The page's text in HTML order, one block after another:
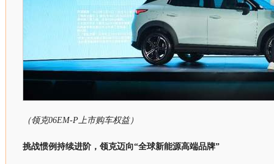
（领克06EM-P上市购车权益）
挑战惯例持续进阶，领克迈向“全球新能源高端品牌”